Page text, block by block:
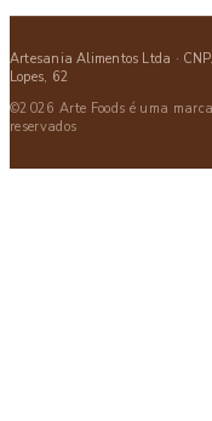
Artesania Alimentos Ltda ·
Lopes, 62
©2026 Arte Foods é uma
reservados